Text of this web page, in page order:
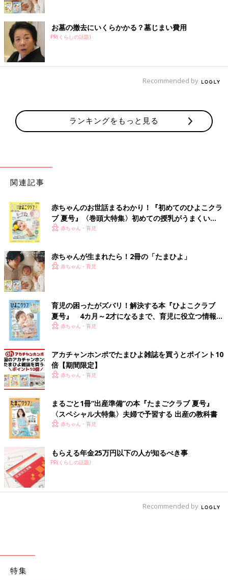
お墓の撤去にいくらかかる？墓じまい費用
PR(くらしの話題)
Recommended by
ランキングをもっと見る
関連記事
赤ちゃんのお世話まるわかり！『初めてのひよこクラ
ブ 夏号』〈巻頭大特集〉初めての授乳がうまくい
く！ おっぱい・ミルクの基本と夏のトラブル 解決テ
赤ちゃん・育児
赤ちゃんが生まれたら！2冊の「たまひよ」
赤ちゃん・育児
育児の困ったがズバリ！解決する本『ひよこクラブ
夏号』 4カ月～2才になるまで、育児に役立つ情報が
いっぱい！
赤ちゃん・育児
アカチャンホンポでたまひよ雑誌を買うとポイント10
倍【期間限定】
赤ちゃん・育児
まるごと1冊“出産準備”の本『たまごクラブ 夏号』
〈スペシャル大特集〉夫婦で予習する 出産の教科書
赤ちゃん・育児
もらえる年金25万円以下の人が知るべき事
PR(くらしの話題)
Recommended by
特集